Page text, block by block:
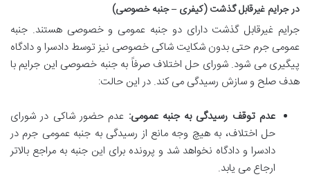
در جرایم غیرقابل گذشت (کیفری – جنبه خصوصی)
جرایم غیرقابل گذشت دارای دو جنبه عمومی و خصوصی هستند. جنبه
عمومی جرم حتی بدون شکایت شاکی خصوصی نیز توسط دادسرا و دادگاه
پیگیری می شود. شورای حل اختلاف صرفاً به جنبه خصوصی این جرایم با
هدف صلح و سازش رسیدگی می کند. در این حالت:
عدم توقف رسیدگی به جنبه عمومی: عدم حضور شاکی در شورای
حل اختلاف، به هیچ وجه مانع از رسیدگی به جنبه عمومی جرم در
دادسرا و دادگاه نخواهد شد و پرونده برای این جنبه به مراجع بالاتر
ارجاع می یابد.